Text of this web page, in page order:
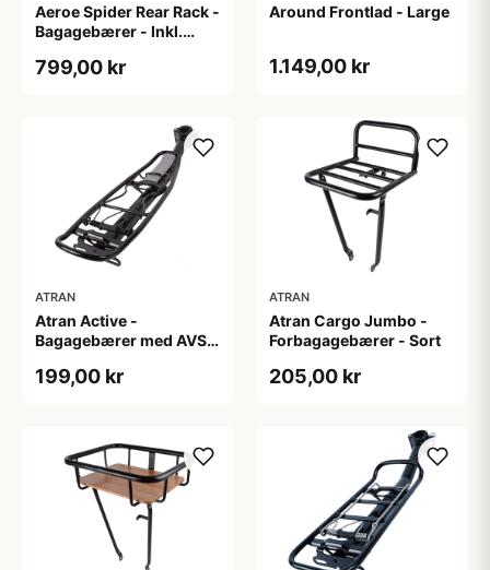
Aeroe Spider Rear Rack -
Bagagebærer - Inkl.
799,00 kr
Around Frontlad - Large
1.149,00 kr
ATRAN
Atran Active -
Bagagebærer med AVS -
199,00 kr
ATRAN
Atran Cargo Jumbo -
Forbagagebærer - Sort
205,00 kr